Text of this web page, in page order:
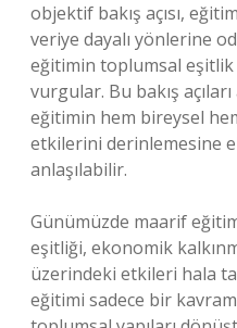
objektif bakış açısı,
veriye dayalı yönlerine
eğitimin toplumsal eşitlik
vurgular. Bu bakış
eğitimin hem bireysel
etkilerini derinlemesine
anlaşılabilir.
Günümüzde maarif
eşitliği, ekonomik
üzerindeki etkileri hala
eğitimi sadece bir